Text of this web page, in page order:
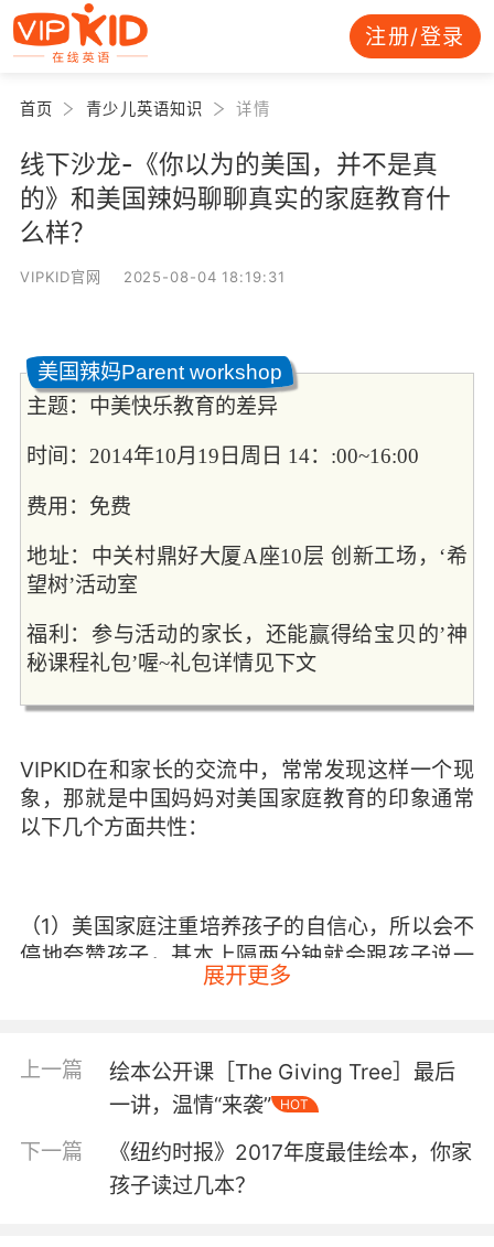
注册/登录
首页 青少儿英语知识 详情
线下沙龙-《你以为的美国，并不是真
的》和美国辣妈聊聊真实的家庭教育什
么样？
VIPKID官网 2025-08-04 18:19:31
美国辣妈Parent workshop
主题：中美快乐教育的差异
时间：2014年10月19日周日 14：:00~16:00
费用：免费
地址：中关村鼎好大厦A座10层 创新工场，‘希
望树’活动室
福利：参与活动的家长，还能赢得给宝贝的’神
秘课程礼包’喔~礼包详情见下文
VIPKID在和家长的交流中，常常发现这样一个现
象，那就是中国妈妈对美国家庭教育的印象通常
以下几个方面共性：
（1）美国家庭注重培养孩子的自信心，所以会不
停地夸赞孩子，基本上隔两分钟就会跟孩子说一
句‘You are the best!'
没有升学压力
（3）美国家庭通常都很民主，各种事情都会询问
孩子的意见、尊重孩子自己的选择。
展开更多
上一篇
绘本公开课［The Giving Tree］最后
一讲，温情“来袭”
HOT
下一篇
《纽约时报》2017年度最佳绘本，你家
孩子读过几本？